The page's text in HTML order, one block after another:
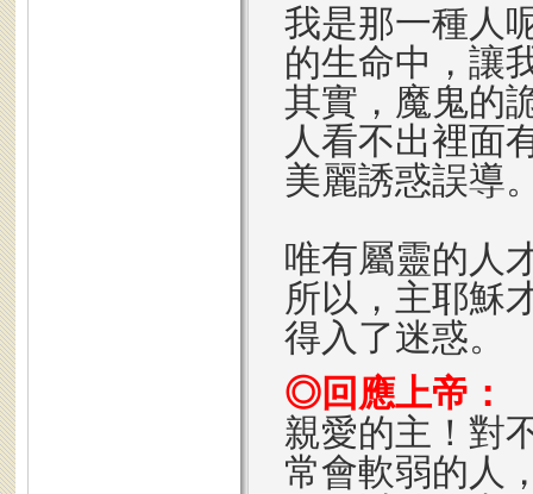
我是那一種人
的生命中，讓
其實，魔鬼的
人看不出裡面
美麗誘惑誤導
唯有屬靈的人
所以，主耶穌
得入了迷惑。
◎回應上帝：
親愛的主！對
常會軟弱的人